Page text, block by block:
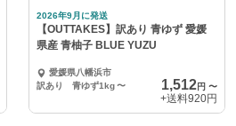
2026年9月に発送
【OUTTAKES】訳あり 青ゆず 愛媛
県産 青柚子 BLUE YUZU
愛媛県八幡浜市
訳あり 青ゆず1kg 〜 1,512円 〜
+送料920円